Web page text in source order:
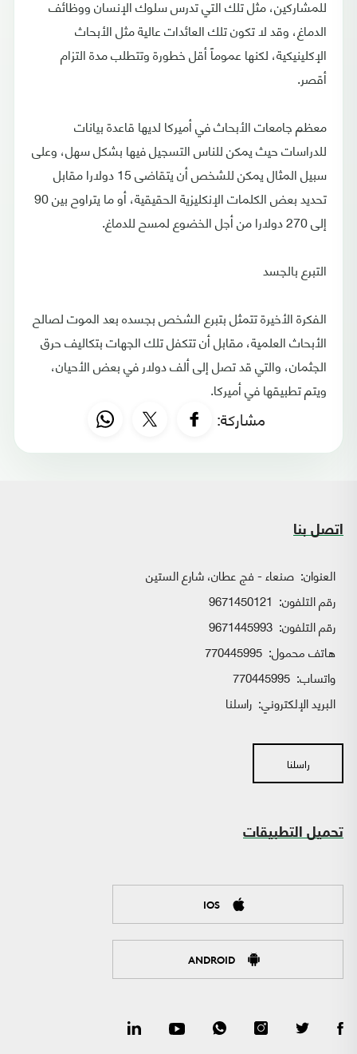
للمشاركين، مثل تلك التي تدرس سلوك الإنسان ووظائف
الدماغ، وقد لا تكون تلك العائدات عالية مثل الأبحاث
الإكلينيكية، لكنها عموماً أقل خطورة وتتطلب مدة التزام
أقصر.
معظم جامعات الأبحاث في أميركا لديها قاعدة بيانات
للدراسات حيث يمكن للناس التسجيل فيها بشكل سهل، وعلى
سبيل المثال يمكن للشخص أن يتقاضى 15 دولارا مقابل
تحديد بعض الكلمات الإنكليزية الحقيقية، أو ما يتراوح بين 90
إلى 270 دولارا من أجل الخضوع لمسح للدماغ.
التبرع بالجسد
الفكرة الأخيرة تتمثل بتبرع الشخص بجسده بعد الموت لصالح
الأبحاث العلمية، مقابل أن تتكفل تلك الجهات بتكاليف حرق
الجثمان، والتي قد تصل إلى ألف دولار في بعض الأحيان،
ويتم تطبيقها في أميركا.
مشاركة:
اتصل بنا
العنوان: صنعاء - فج عطان، شارع الستين
رقم التلفون: 9671450121
رقم التلفون: 9671445993
هاتف محمول: 770445995
واتساب:
البريد الإلكتروني: راسلنا
راسلنا
تحميل التطبيقات
IOS
ANDROID